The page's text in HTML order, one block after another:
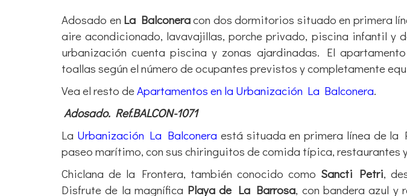
Adosado en La Balconeracon dos dormitorios situado en primera
aire acondicionado, lavavajillas, porche privado, piscina infantil y
urbanización cuenta piscina y zonas ajardinadas. El
toallas según el número de ocupantes previstos y completamente
Vea el resto deApartamentos en la Urbanización La Balconera.
Adosado. Ref.BALCON-1071
La Urbanización La Balconera está situada en primera línea de la
paseo marítimo, con sus chiringuitos de comida típica, restaurantes
Chiclana de la Frontera, también conocido como Sancti Petri,
Disfrute de la magnífica Playa de La Barrosa, con bandera azul y